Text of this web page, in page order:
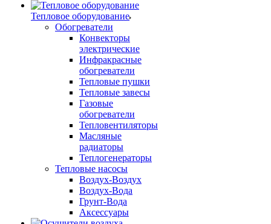
Тепловое оборудование
Обогреватели
Конвекторы
электрические
Инфракрасные
обогреватели
Тепловые пушки
Тепловые завесы
Газовые
обогреватели
Тепловентиляторы
Масляные
радиаторы
Теплогенераторы
Тепловые насосы
Воздух-Воздух
Воздух-Вода
Грунт-Вода
Аксессуары